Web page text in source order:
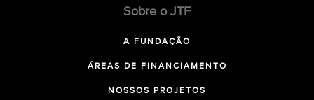
Sobre o JTF
A FUNDAÇÃO
ÁREAS DE FINANCIAMENTO
NOSSOS PROJETOS